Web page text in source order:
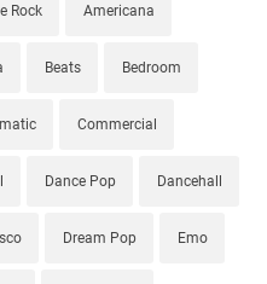
Rock Americana
Beats Bedroom
Commercial
Dance Pop Dancehall
Dream Pop Emo